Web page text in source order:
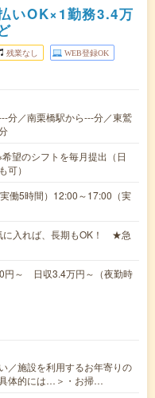
いOK×1勤務3.4万
残業なし WEB登録OK
分／南栗橋駅から---分／東鷲
望のシフトを毎月提出（日
可）
働5時間）12:00～17:00（実
に入れば、長期もOK！ ★急
～ 日収3.4万円～（夜勤時
／施設を利用するお年寄りの
体的には…＞・お掃…